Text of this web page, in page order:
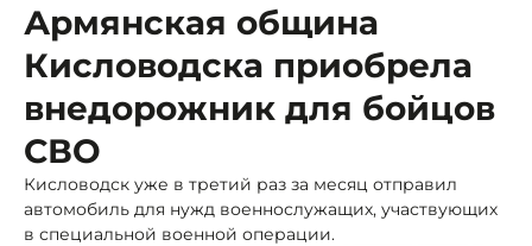
Армянская община
Кисловодска приобрела
внедорожник для бойцов
СВО
Кисловодск уже в третий раз за месяц отправил
автомобиль для нужд военнослужащих, участвующих
в специальной военной операции.